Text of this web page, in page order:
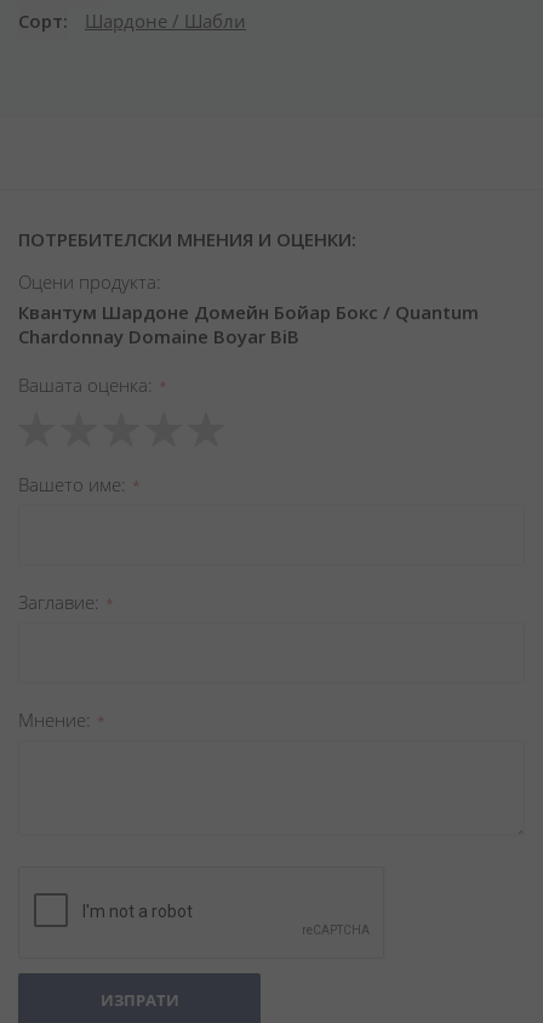
Сорт Шардоне / Шабли
ПОТРЕБИТЕЛСКИ МНЕНИЯ И ОЦЕНКИ:
Оцени продукта:
Квантум Шардоне Домейн Бойар Бокс / Quantum
Chardonnay Domaine Boyar BiB
Вашата оценка
star
stars
stars
stars
stars
Вашето име
Заглавиe
Мнение
ИЗПРАТИ